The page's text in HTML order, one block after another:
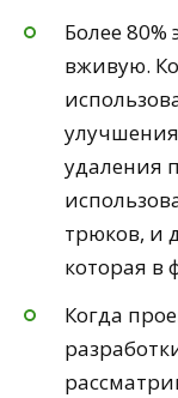
Более
вживую.
удаления
трюков, и
которая в
Когда